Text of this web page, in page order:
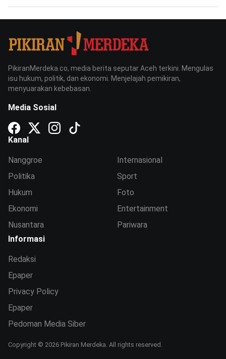
PikiranMerdeka.co, media berita seputar Aceh terkini. Mengulas
isu hukum, politik, dan ekonomi. Menjelajah pemikiran,
menyuarakan kebebasan.
Media Sosial
Kanal
Nanggroe
Politika
Hukum
Ekonomi
Nusantara
Internasional
Sport
Foto
Entertainment
Pariwara
Informasi
Redaksi
Epaper
Privacy Policy
Epaper
Pedoman Media Siber
Copyright © 2026 Pikiran Merdeka. All rights reserved.